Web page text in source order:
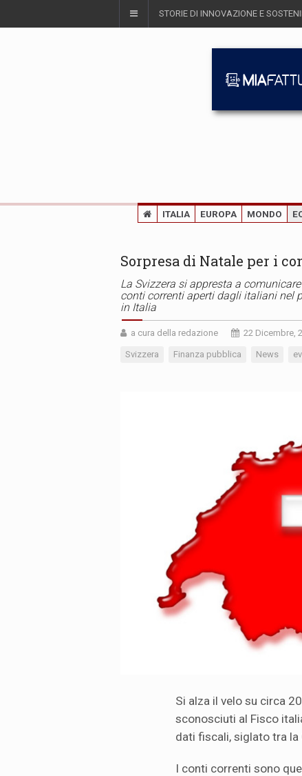
STORIE DI INNOVAZIONE E
ITALIA EUROPA MONDO
Sorpresa di Natale per i
La Svizzera si appresta a
conti correnti aperti dagli italiani nel
in Italia
a cura della redazione 22 Dicembre,
Svizzera Finanza pubblica News
Si alza il velo su circa
sconosciuti al Fisco
dati fiscali, siglato tra la
I conti correnti sono